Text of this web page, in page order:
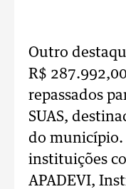
Outro
R$
repassados
SUAS,
do município.
instituições
APADEVI,